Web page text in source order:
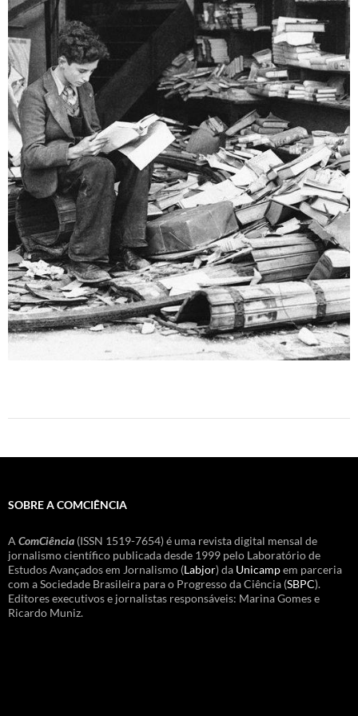
SOBRE A COMCIÊNCIA
A ComCiência (ISSN 1519-7654) é uma revista digital mensal de
jornalismo científico publicada desde 1999 pelo Laboratório de
Estudos Avançados em Jornalismo (Labjor) da Unicampem parceria
com a Sociedade Brasileira para o Progresso da Ciência (SBPC).
Editores executivos e jornalistas responsáveis: Marina Gomes e
Ricardo Muniz.